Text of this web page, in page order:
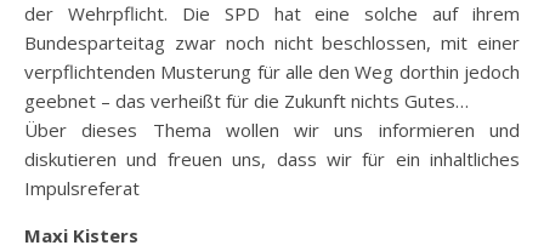
der Wehrpflicht. Die SPD hat eine solche auf ihrem
Bundesparteitag zwar noch nicht beschlossen, mit einer
verpflichtenden Musterung für alle den Weg dorthin jedoch
geebnet – das verheißt für die Zukunft nichts Gutes…
Über dieses Thema wollen wir uns informieren und
diskutieren und freuen uns, dass wir für ein inhaltliches
Impulsreferat
Maxi Kisters